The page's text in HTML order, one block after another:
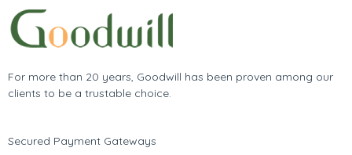
For more than 20 years, Goodwill has been proven among our
clients to be a trustable choice.
Secured Payment Gateways